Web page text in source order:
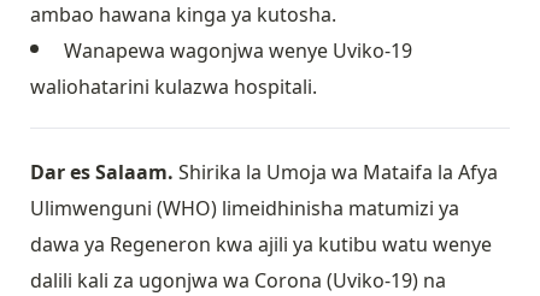
ambao hawana kinga ya kutosha.
Wanapewa wagonjwa wenye Uviko-19
waliohatarini kulazwa hospitali.
Dar es Salaam. Shirika la Umoja wa Mataifa la Afya
Ulimwenguni (WHO) limeidhinisha matumizi ya
dawa ya Regeneron kwa ajili ya kutibu watu wenye
dalili kali za ugonjwa wa Corona (Uviko-19) na